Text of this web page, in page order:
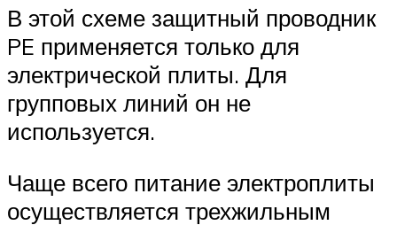
В этой схеме защитный проводник
PE применяется только для
электрической плиты. Для
групповых линий он не
используется.
Чаще всего питание электроплиты
осуществляется трехжильным